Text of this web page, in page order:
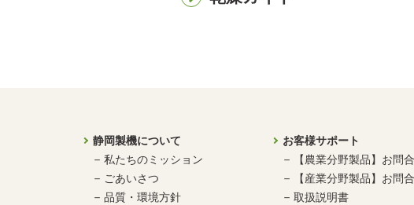
静岡製機について
私たちのミッション
ごあいさつ
品質・環境方針
お客様サポート
【農業分野製品】お問
【産業分野製品】お問
取扱説明書